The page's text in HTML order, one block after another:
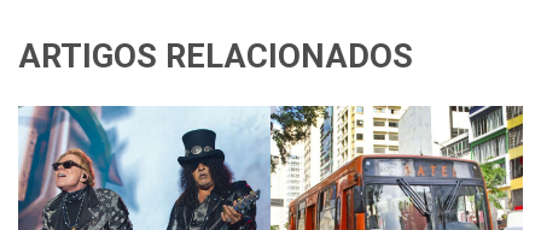
ARTIGOS RELACIONADOS